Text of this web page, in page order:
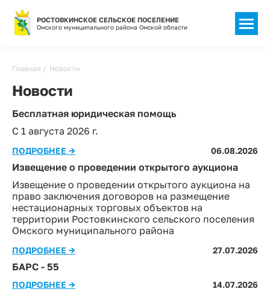
РОСТОВКИНСКОЕ СЕЛЬСКОЕ ПОСЕЛЕНИЕ
Омского муниципального района Омской области
Главная Новости
Новости
Бесплатная юридическая помощь
С 1 августа 2026 г.
ПОДРОБНЕЕ → 06.08.2026
Извещение о проведении открытого аукциона
Извещение о проведении открытого аукциона на
право заключения договоров на размещение
нестационарных торговых объектов на
территории Ростовкинского сельского поселения
Омского муниципального района
ПОДРОБНЕЕ → 27.07.2026
БАРС - 55
ПОДРОБНЕЕ → 14.07.2026